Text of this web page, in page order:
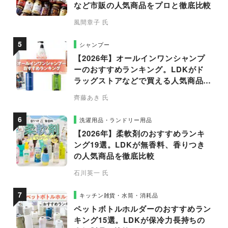
など市販の人気商品をプロと徹底比較
風間章子 氏
シャンプー
【2026年】オールインワンシャンプ
ーのおすすめランキング。LDKがド
ラッグストアなどで買える人気商品を
齊藤あき 氏
洗濯用品・ランドリー用品
【2026年】柔軟剤のおすすめランキ
ング19選。LDKが無香料、香りつき
の人気商品を徹底比較
石川英一 氏
キッチン雑貨・水筒・消耗品
ペットボトルホルダーのおすすめラン
キング15選。LDKが保冷力長持ちの